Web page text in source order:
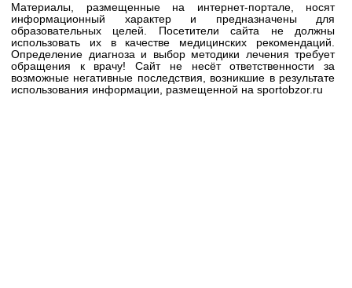
Материалы, размещенные на интернет-портале, носят
информационный характер и предназначены для
образовательных целей. Посетители сайта не должны
использовать их в качестве медицинских рекомендаций.
Определение диагноза и выбор методики лечения требует
обращения к врачу! Сайт не несёт ответственности за
возможные негативные последствия, возникшие в результате
использования информации, размещенной на sportobzor.ru